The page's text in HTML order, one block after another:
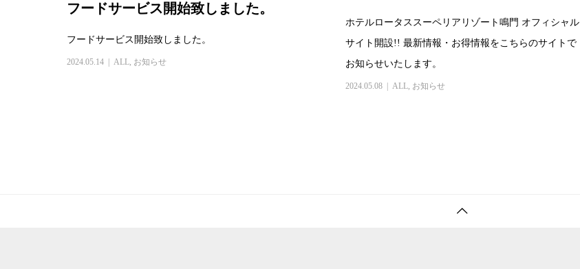
フードサービス開始致しました。
フードサービス開始致しました。
2024.05.14 ALL, お知らせ
ホテルロータススーペリアリゾート鳴門 オフィシャル
サイト開設!! 最新情報・お得情報をこちらのサイトで
お知らせいたします。
2024.05.08 ALL, お知らせ